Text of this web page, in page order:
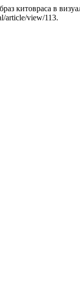
китовраса в
article/view/113.